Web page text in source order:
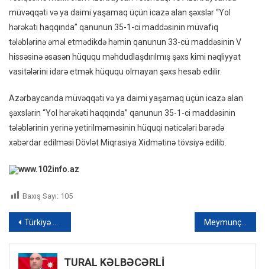
müvəqqəti və ya daimi yaşamaq üçün icazə alan şəxslər “Yol
hərəkəti haqqında” qanunun 35-1-ci maddəsinin müvafiq
tələblərinə əməl etmədikdə həmin qanunun 33-cü maddəsinin V
hissəsinə əsasən hüququ məhdudlaşdırılmış şəxs kimi nəqliyyat
vasitələrini idarə etmək hüququ olmayan şəxs hesab edilir.
Azərbaycanda müvəqqəti və ya daimi yaşamaq üçün icazə alan
şəxslərin “Yol hərəkəti haqqında” qanunun 35-1-ci maddəsinin
tələblərinin yerinə yetirilməməsinin hüquqi nəticələri barədə
xəbərdar edilməsi Dövlət Miqrasiya Xidmətinə tövsiyə edilib.
www.102info.az
Baxış Sayı: 105
Yazı
naviqasiyası
Türkiyə və İsrail diplomatik təmsilçiliyi səfirliklər səviyyəsinə qaldıracaq Meymunçiçəyi pandemiya elan olundu – Xəbərlərin 20:00 buraxılışı
TURAL KƏLBƏCƏRLİ